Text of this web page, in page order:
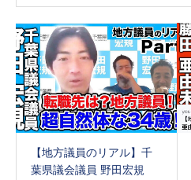
【地方議員のリアル】千
葉県議会議員 野田宏規